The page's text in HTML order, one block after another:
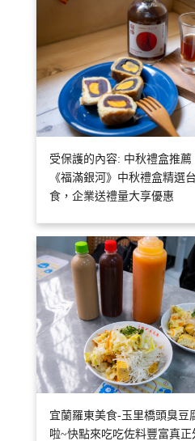
受保護的內容: 中秋禮盒推薦
《福滿銀河》中秋禮盒精選
食，企業送禮量大享優惠
宜蘭羅東美食-玉里橋頭臭豆
啦~快點來吃吃佐料豐富真正